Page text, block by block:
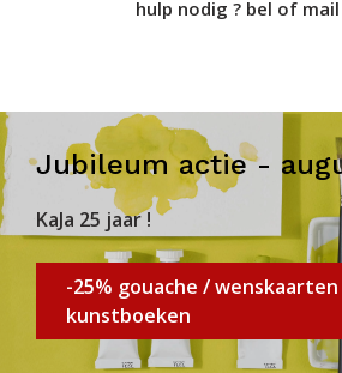
hulp nodig ? bel of
Jubileum actie -
KaJa 25 jaar !
-25% gouache /
kunstboeken